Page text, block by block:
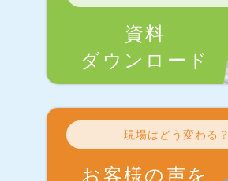
資料
ダウンロード
現場はどう変わる？
お客様の声を